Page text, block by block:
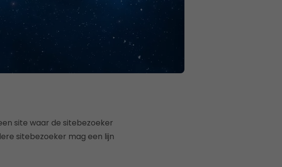
site waar de sitebezoeker
sitebezoeker mag een lijn